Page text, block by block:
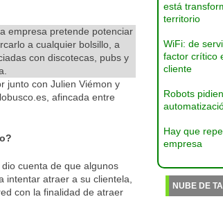
empresa pretende potenciar
a cualquier bolsillo, a
con discotecas, pubs y
junto con Julien Viémon y
afincada entre
cuenta de que algunos
intentar atraer a su clientela,
con la finalidad de atraer
está
territorio
WiFi: de
factor crítico
cliente
Robots
Hay que
empresa
NUBE DE